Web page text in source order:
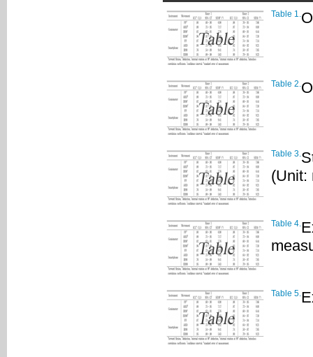
Table 1.
Table 2.
Table 3.
(Unit:
Table 4.
Table 5.